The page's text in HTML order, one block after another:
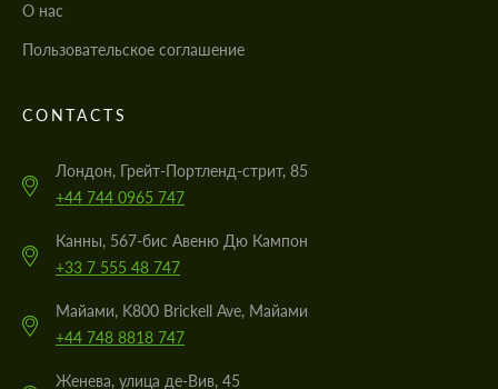
О нас
Пользовательское соглашение
CONTACTS
Лондон, Грейт-Портленд-стрит, 85
+44 744 0965 747
Канны, 567-бис Авеню Дю Кампон
+33 7 555 48 747
Майами, K800 Brickell Ave, Майами
+44 748 8818 747
Женева, улица де-Вив, 45